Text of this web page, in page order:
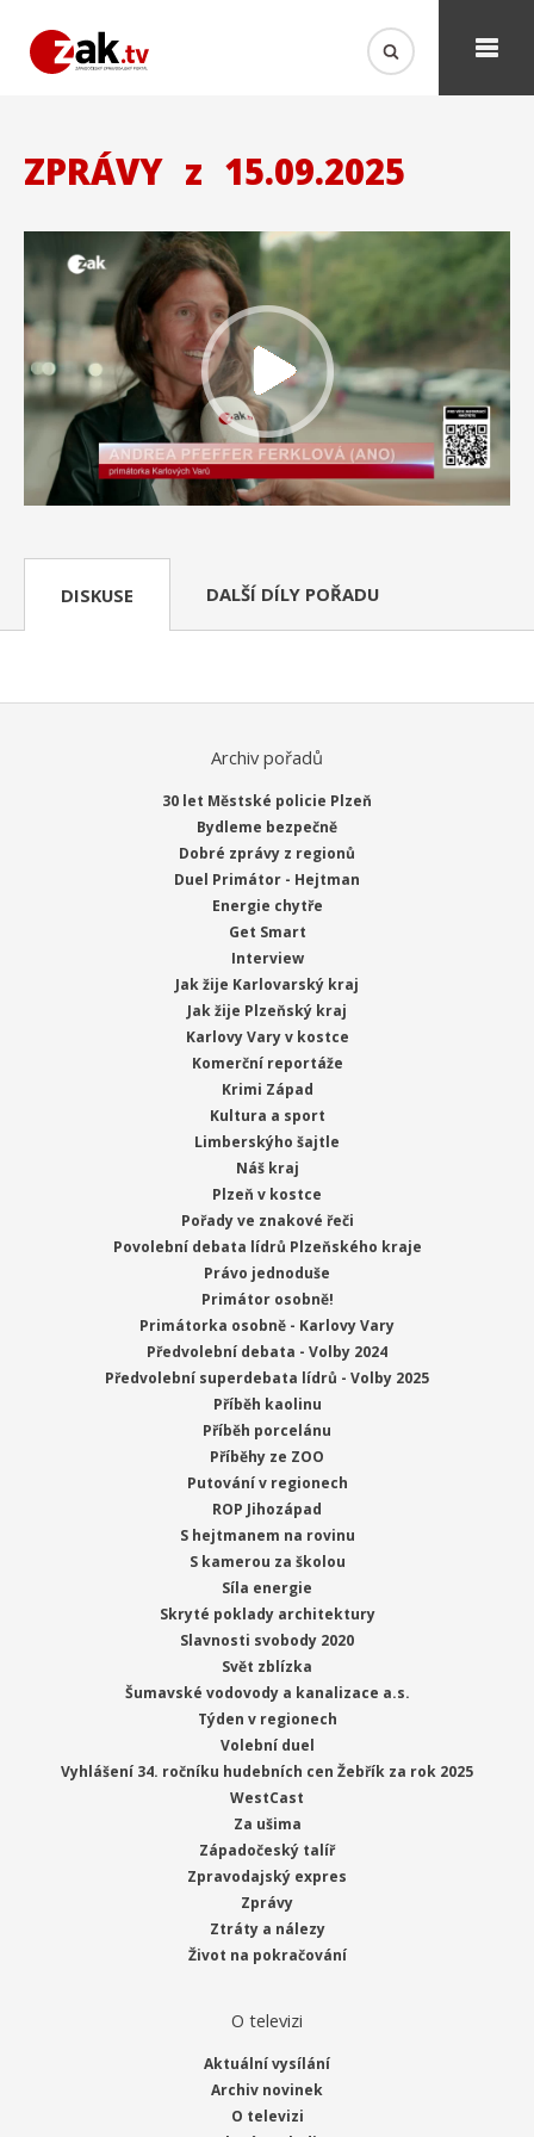
ZPRÁVY z 15.09.2025
DISKUSE DALŠÍ DÍLY POŘADU
Archiv pořadů
30 let Městské policie Plzeň
Bydleme bezpečně
Dobré zprávy z regionů
Duel Primátor - Hejtman
Energie chytře
Get Smart
Interview
Jak žije Karlovarský kraj
Jak žije Plzeňský kraj
Karlovy Vary v kostce
Komerční reportáže
Krimi Západ
Kultura a sport
Limberskýho šajtle
Náš kraj
Plzeň v kostce
Pořady ve znakové řeči
Povolební debata lídrů Plzeňského kraje
Právo jednoduše
Primátor osobně!
Primátorka osobně - Karlovy Vary
Předvolební debata - Volby 2024
Předvolební superdebata lídrů - Volby 2025
Příběh kaolinu
Příběh porcelánu
Příběhy ze ZOO
Putování v regionech
ROP Jihozápad
S hejtmanem na rovinu
S kamerou za školou
Síla energie
Skryté poklady architektury
Slavnosti svobody 2020
Svět zblízka
Šumavské vodovody a kanalizace a.s.
Týden v regionech
Volební duel
Vyhlášení 34. ročníku hudebních cen Žebřík za rok 2025
WestCast
Za ušima
Západočeský talíř
Zpravodajský expres
Zprávy
Ztráty a nálezy
Život na pokračování
O televizi
Aktuální vysílání
Archiv novinek
O televizi